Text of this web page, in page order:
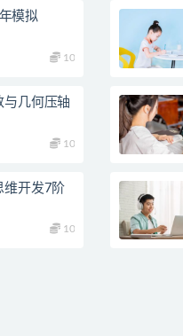
模拟
10
与几何压轴
10
维开发7阶
10